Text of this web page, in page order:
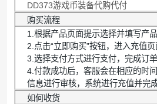
DD373游戏币装备代购代付
购买流程
1.根据产品页面提示选择并填写产品
2.点击“立即购买”按钮，进入充值页
3.选择支付方式进行支付，完成订单
4.付款成功后，客服会在相应的时
信息进行审核，系统进行充值并完成
如何收货